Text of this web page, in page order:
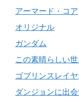
アーマード・コア
オリジナル
ガンダム
この素晴らしい世
ゴブリンスレイ
ダンジョンに出